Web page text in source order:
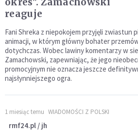
reaguje
Fani Shreka z niepokojem przyjęli zwiastun
animacji, w którym główny bohater
dotychczas. Wobec lawiny komentarzy w
Zamachowski, zapewniając, że jego
promocyjnym nie oznacza jeszcze
najsłynniejszego ogra.
1 miesiąc temu WIADOMOŚCI Z POLSKI
rmf24.pl / jh